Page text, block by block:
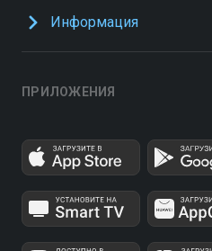
Информация
ПРИЛОЖЕНИЯ